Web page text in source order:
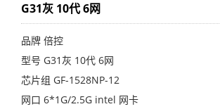
G31灰 10代 6网
品牌 倍控
型号 G31灰 10代 6网
芯片组 GF-1528NP-12
网口 6*1G/2.5G intel 网卡